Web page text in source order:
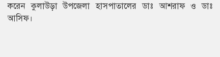
করেন কুলাউড়া উপজেলা হাসপাতালের ডাঃ আশরাফ ও ডাঃ
আসিফ।